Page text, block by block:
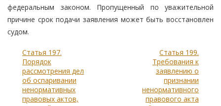
федеральным законом. Пропущенный по уважительной
причине срок подачи заявления может быть восстановлен
судом.
Статья 197.
Порядок
рассмотрения дел
об оспаривании
ненормативных
правовых актов,
Статья 199.
Требования к
заявлению о
признании
ненормативного
правового акта